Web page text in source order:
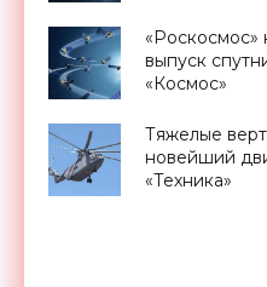
«Роскосмос»
выпуск
«Космос»
Тяжелые
новейший
«Техника»